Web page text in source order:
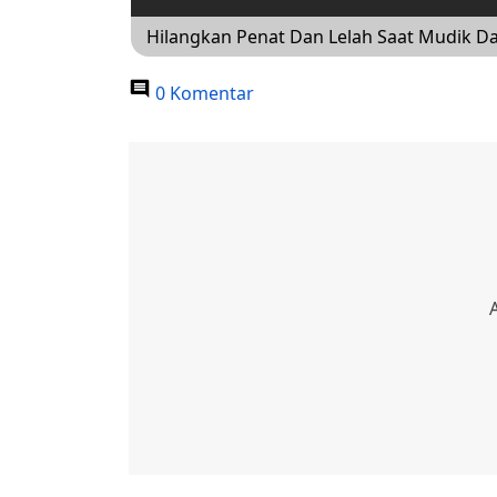
Hilangkan Penat Dan Lelah Saat Mudik
0 Komentar